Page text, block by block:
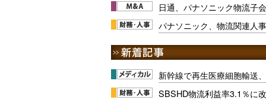
日通、パナソニック物流子
パナソニック、物流関連人
新幹線で再生医療細胞輸送
SBSHD物流利益率3.1％に